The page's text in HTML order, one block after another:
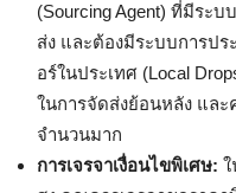
(Sourcing Agent) ที่มีระ
ส่ง และต้องมีระบบการปร
อร์ในประเทศ (Local
ในการจัดส่งย้อนหลัง และ
จำนวนมาก
การเจรจาเงื่อนไขพิเศษ: